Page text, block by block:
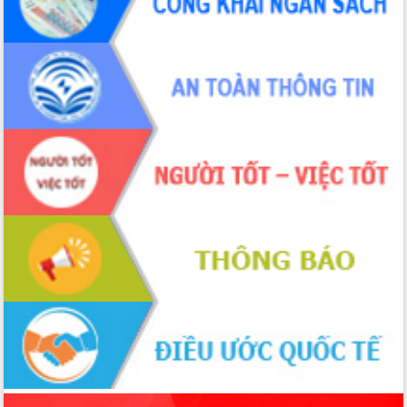
ứng để giữ vững thị trường xuất khẩu
Diễn đàn Kinh tế tư nhân Việt Nam đột
phá cơ chế - Hợp tác công tư
Đề án 06 tạo bước ngoặt đột phá trong
cải cách hành chính tỉnh Đắk Lắk
Kết nối tour, đẩy mạnh chuyển đổi số
để phát triển du lịch Đắk Lắk
Khởi động Dự án Đầu tư xây dựng hạ
tầng kỹ thuật Cụm công nghiệp Tân
Tiến
Gặp mặt các cơ quan báo chí nhân Kỷ
niệm 101 năm Ngày Báo chí Cách
mạng Việt Nam
Đắk Lắk sơ kết 4 năm triển khai thực
hiện Đề án 06 của Chính phủ
Họp báo thông tin về Hội nghị Công bố
Quy hoạch và Xúc tiến đầu tư tỉnh Đắk
Lắk
Khơi thông điểm nghẽn, đẩy nhanh
giải ngân vốn khắc phục thiên tai